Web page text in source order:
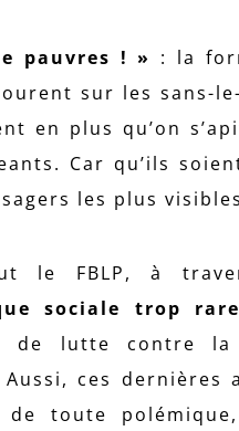
pauvres ! » : la
sur les sans-
en plus qu’on
Car qu’ils
les plus
le FBLP, à
sociale trop
de lutte contre la
ces dernières
de toute